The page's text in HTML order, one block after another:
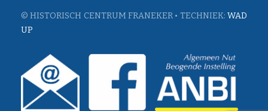
© HISTORISCH CENTRUM FRANEKER • TECHNIEK: WAD
UP